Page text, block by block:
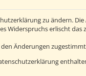
zu ändern.
Widerspruchs erlischt
Änderungen